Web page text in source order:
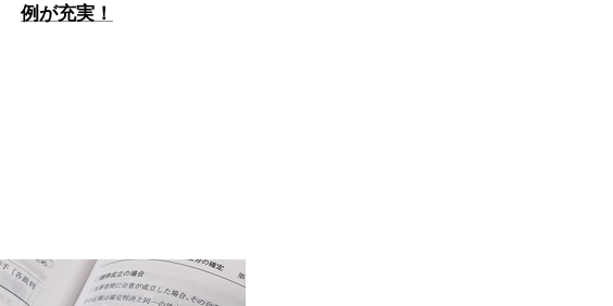
例が充実！